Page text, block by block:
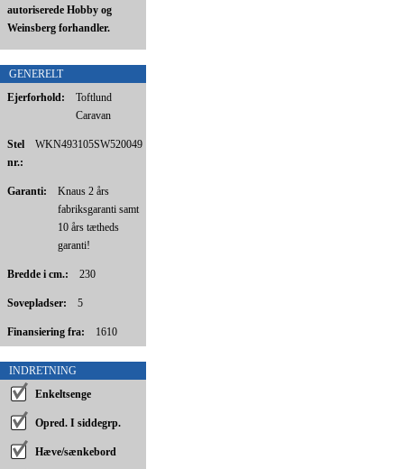
autoriserede Hobby og
Weinsberg forhandler.
GENERELT
Ejerforhold:
Toftlund
Caravan
Stel
nr.:
WKN493105SW520049
Garanti:
Knaus 2 års
fabriksgaranti samt
10 års tætheds
garanti!
Bredde i cm.: 230
Sovepladser: 5
Finansiering fra: 1610
INDRETNING
Enkeltsenge
Opred. I siddegrp.
Hæve/sænkebord